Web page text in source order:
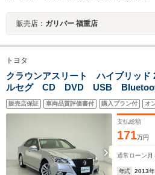
販売店： ガリバー 福重店
トヨタ
クラウンアスリート ハイブリッ
ルセグ CD DVD USB
前席シートヒーター クルーズコ
ープアシスト 純正AW 純正フロ
販売店保証 車両品質評価書付 購入プラン付 オ
支払総額
171万円
通常ローン 月
年式 2013年